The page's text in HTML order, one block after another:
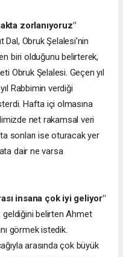
zorlanıyoruz"
Obruk Şelalesi’nin
biri olduğunu belirterek,
Obruk Şelalesi. Geçen yıl
Rabbimin verdiği
Hafta içi olmasına
net rakamsal veri
sonları ise oturacak yer
dair ne varsa
insana çok iyi geliyor"
geldiğini belirten Ahmet
görmek istedik.
arasında çok büyük